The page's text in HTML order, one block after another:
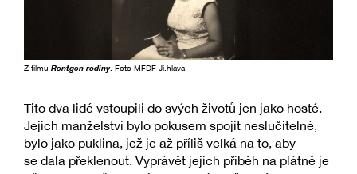
Z filmu Rentgen rodiny. Foto MFDF Ji.hlava
Tito dva lidé vstoupili do svých životů jen jako hosté.
Jejich manželství bylo pokusem spojit neslučitelné,
bylo jako puklina, jež je až příliš velká na to, aby
se dala překlenout. Vyprávět jejich příběh na plátně je